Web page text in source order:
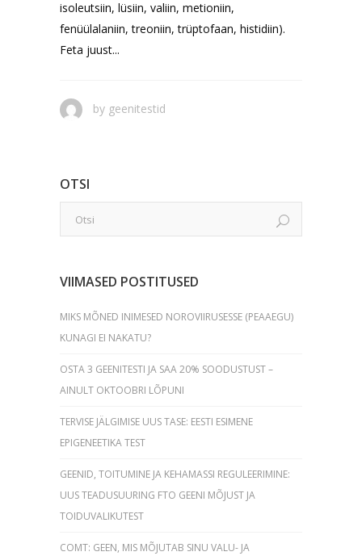
isoleutsiin, lüsiin, valiin, metioniin,
fenüülalaniin, treoniin, trüptofaan, histidiin).
Feta juust...
by geenitestid
OTSI
VIIMASED POSTITUSED
MIKS MÕNED INIMESED NOROVIIRUSESSE (PEAAEGU)
KUNAGI EI NAKATU?
OSTA 3 GEENITESTI JA SAA 20% SOODUSTUST –
AINULT OKTOOBRI LÕPUNI
TERVISE JÄLGIMISE UUS TASE: EESTI ESIMENE
EPIGENEETIKA TEST
GEENID, TOITUMINE JA KEHAMASSI REGULEERIMINE:
UUS TEADUSUURING FTO GEENI MÕJUST JA
TOIDUVALIKUTEST
COMT: GEEN, MIS MÕJUTAB SINU VALU- JA